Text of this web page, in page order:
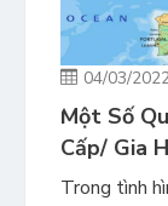
04/03/
Một Số
Cấp/ Gia
Nga
Trong tình